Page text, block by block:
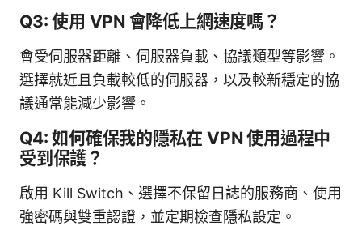
Q3: 使用 VPN 會降低上網速度嗎？
會受伺服器距離、伺服器負載、協議類型等影響。
選擇就近且負載較低的伺服器，以及較新穩定的協
議通常能減少影響。
Q4: 如何確保我的隱私在 VPN 使用過程中
受到保護？
啟用 Kill Switch、選擇不保留日誌的服務商、使用
強密碼與雙重認證，並定期檢查隱私設定。